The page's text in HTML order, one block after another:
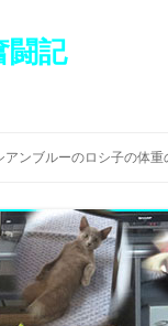
闘記
ン
へ
ス
キ
ッ
プ
アンブルーのロシ子の体重